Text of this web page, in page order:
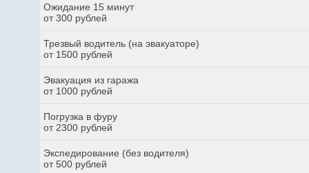
Ожидание 15 минут
от 300 рублей
Трезвый водитель (на эвакуаторе)
от 1500 рублей
Эвакуация из гаража
от 1000 рублей
Погрузка в фуру
от 2300 рублей
Экспедирование (без водителя)
от 500 рублей